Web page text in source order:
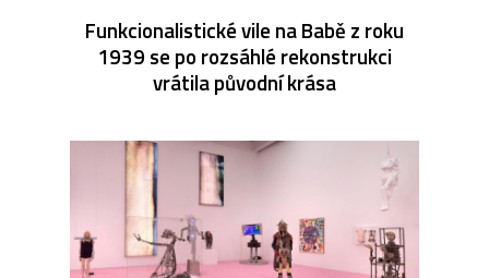
Funkcionalistické vile na Babě z roku
1939 se po rozsáhlé rekonstrukci
vrátila původní krása